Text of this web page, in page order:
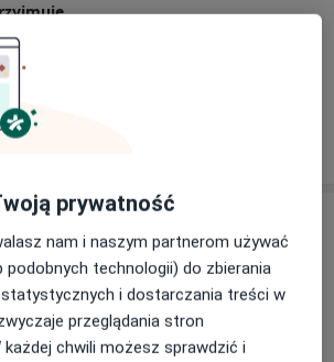
niektórymi adresami)
niektórymi adresami)
prywatność
nam i naszym partnerom używać
podobnych technologii) do zbierania
i dostarczania treści w
przeglądania stron
chwili możesz sprawdzić i